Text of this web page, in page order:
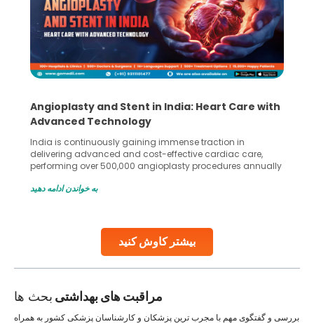
بیشتر کاوش کنید
5 Essential Steps for Effective Human Sperm
Collection and Processing Methods
Human sperm collection and processing are critical steps
in advanced reproductive techniques like In Vitro
Fertilization (IVF) and intrauterine insemination (IUI). These
challenges and help couples achieve their dream of
collected, they process the
به خواندن ادامه دهید
مراقبت های بهداشتی بحث ها
بررسی و گفتگوی مهم با مجرب ترین پزشکان و کارشناسان پزشکی کشور به همراه